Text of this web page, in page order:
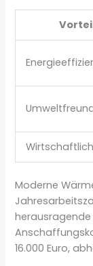
Moderne
herausragende
16.000 Euro,